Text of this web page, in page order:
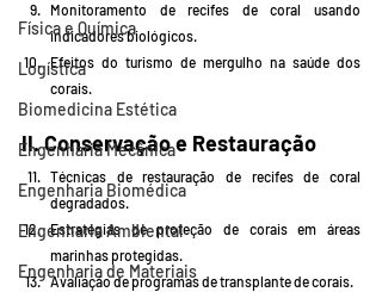
Física e Química
Logística
Biomedicina Estética
Engenharia Mecânica
Engenharia Biomédica
Engenharia Ambiental
Engenharia de Materiais
Monitoramento de recifes de coral usando
indicadores biológicos.
Efeitos do turismo de mergulho na saúde dos
corais.
II. Conservação e Restauração
Técnicas de restauração de recifes de coral
degradados.
Estratégias de proteção de corais em áreas
marinhas protegidas.
Avaliação de programas de transplante de corais.